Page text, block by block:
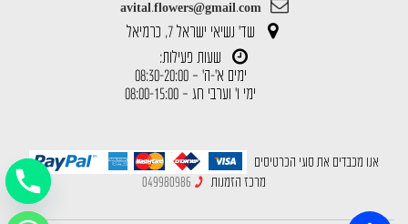
avital.flowers@gmail.com
שד' נשיאי ישראל 7, כרמיאל
שעות פעילות:
ימים א'-ה' – 08:30-20:00
ימי ו' וערבי חג – 08:00-15:00
אנו מכבדים את סוגי הכרטיסים
מרכז הזמנות